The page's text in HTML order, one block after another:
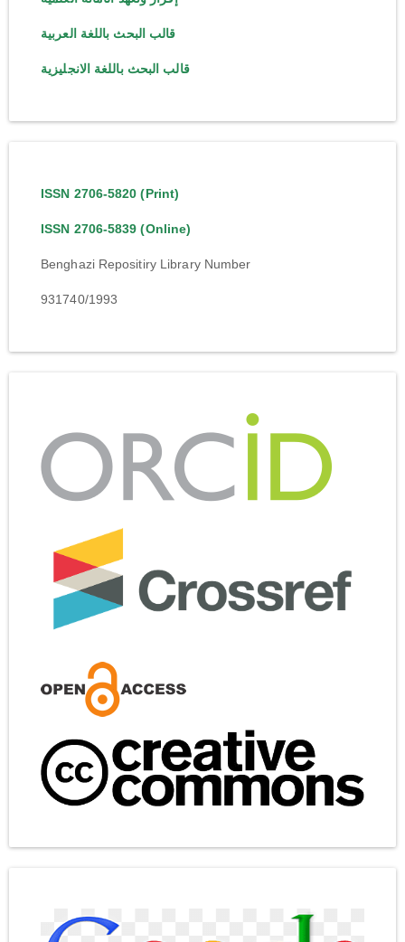
قالب البحث باللغة العربية
قالب البحث باللغة الانجليزية
ISSN 2706-5820 (Print)
ISSN 2706-5839 (Online)
Benghazi Repositiry Library Number
931740/1993